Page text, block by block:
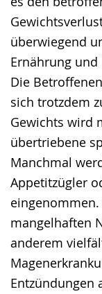
überwiegend
Ernährung und
Die
sich trotzdem
Gewichts wird
übertriebene
Manchmal
Appetitzügler
mangelhaften
anderem
Entzündungen